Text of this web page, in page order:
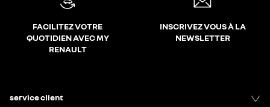
FACILITEZ VOTRE
QUOTIDIEN AVEC MY
RENAULT
INSCRIVEZ VOUS À LA
NEWSLETTER
service client